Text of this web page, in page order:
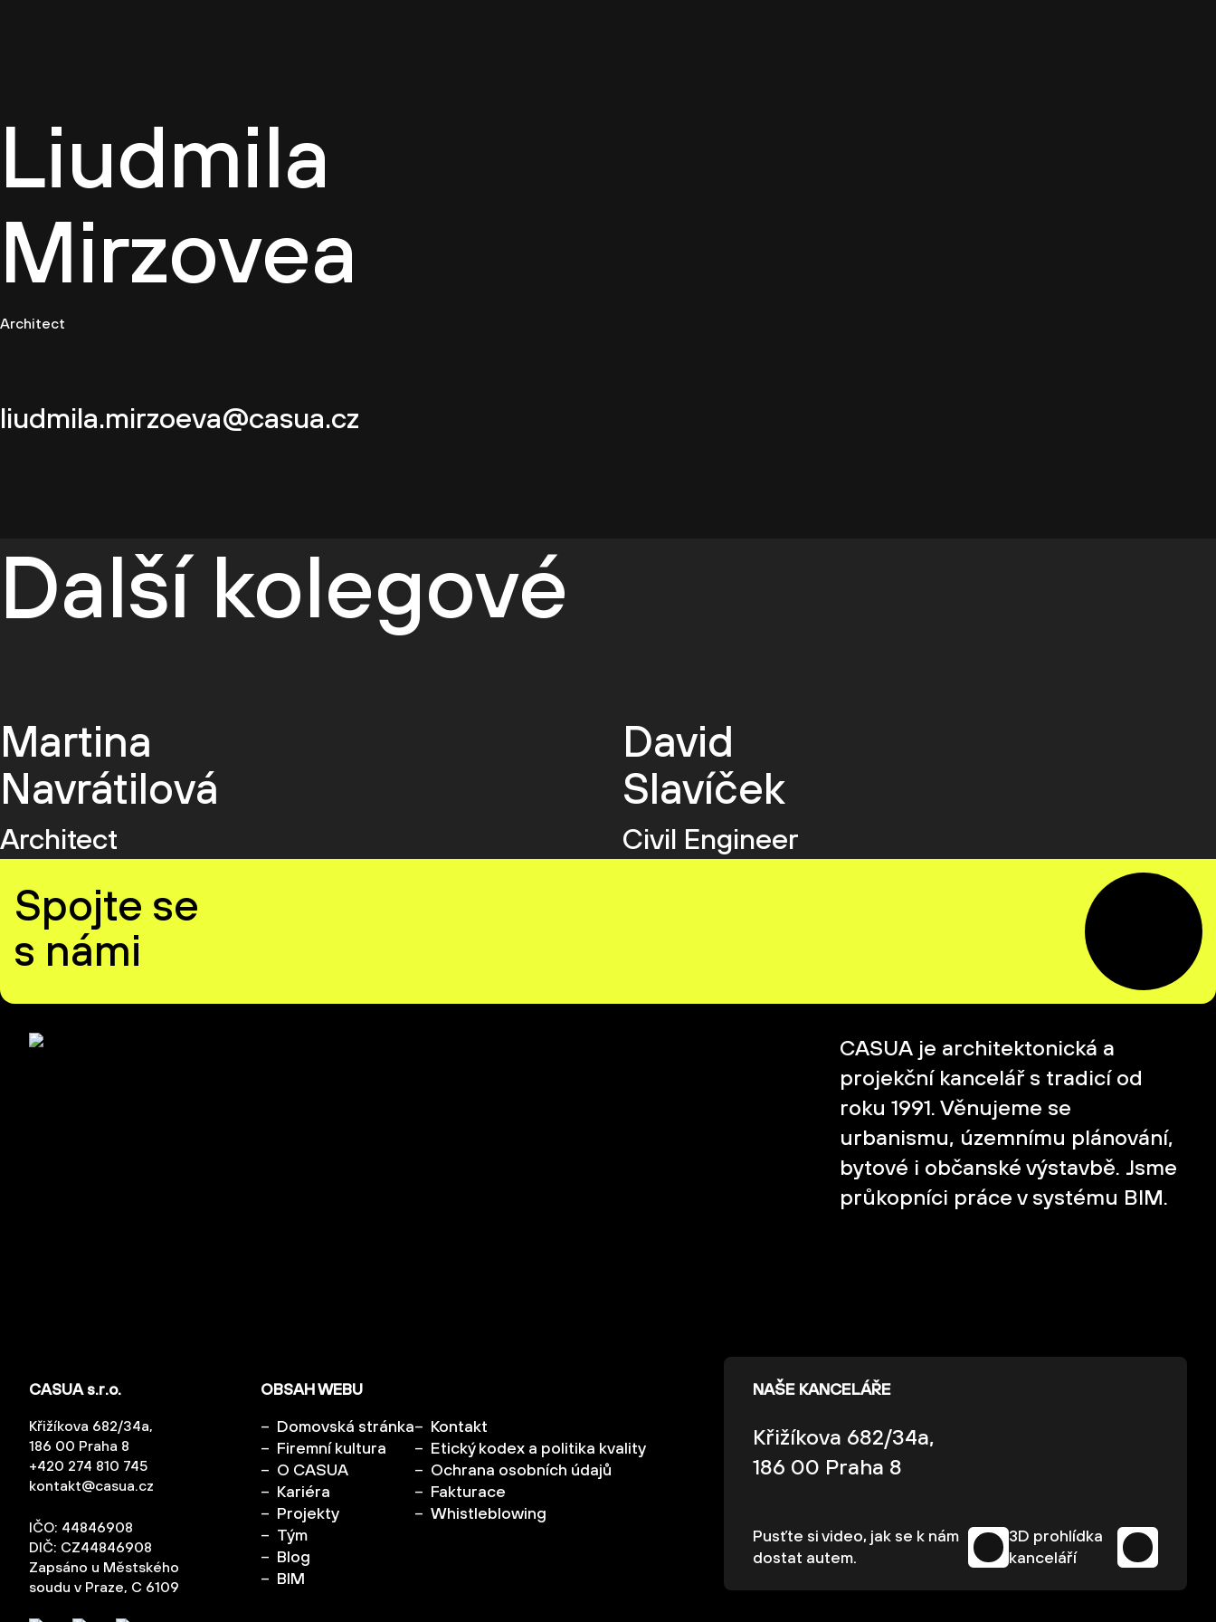
Liudmila
Mirzovea
Architect
liudmila.mirzoeva@casua.cz
Další kolegové
Martina
Navrátilová
Architect
David
Slavíček
Civil Engineer
Spojte se
s námi
CASUA je architektonická a
projekční kancelář s tradicí od
roku 1991. Věnujeme se
urbanismu, územnímu plánování,
bytové i občanské výstavbě. Jsme
průkopníci práce v systému BIM.
CASUA s.r.o.
Křižíkova 682/34a,
186 00 Praha 8
+420 274 810 745
kontakt@casua.cz
IČO: 44846908
DIČ: CZ44846908
Zapsáno u Městského
soudu v Praze, C 6109
OBSAH WEBU
Domovská stránka
Firemní kultura
O CASUA
Kariéra
Projekty
Tým
Blog
BIM
Kontakt
Etický kodex a politika kvality
Ochrana osobních údajů
Fakturace
Whistleblowing
NAŠE KANCELÁŘE
Křižíkova 682/34a,
186 00 Praha 8
Pusťte si video, jak se k nám
dostat autem.
3D prohlídka
kanceláří